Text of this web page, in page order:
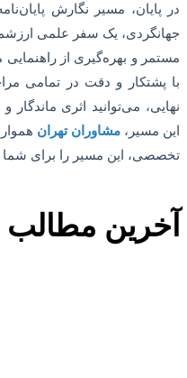
در پایان، مسیر نگارش
جهانگردی، یک سفر علمی
مستمر و بهره‌گیری از
با پشتکار و دقت در تمامی
نهایی، می‌توانید اثری
این مسیر، مشاوران تهران
تخصصی، این مسیر را برای شما
آخرین مطالب